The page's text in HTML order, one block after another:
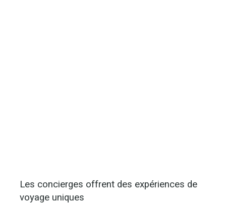
Les concierges offrent des expériences de
voyage uniques